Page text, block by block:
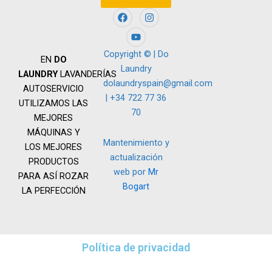
EN DO
LAUNDRYLAVANDERÍAS
AUTOSERVICIO
UTILIZAMOS LAS
MEJORES
MÁQUINAS Y
LOS MEJORES
PRODUCTOS
PARA ASÍ ROZAR
LA PERFECCIÓN
F
a
c
e
b
o
o
k
I
n
a
g
r
a
m
Y
o
u
t
u
b
e
Copyright © | Do
Laundry
dolaundryspain@gmail.com
| +34 722 77 36
70
Mantenimiento y
actualización
web por Mr
Bogart
Política de privacidad